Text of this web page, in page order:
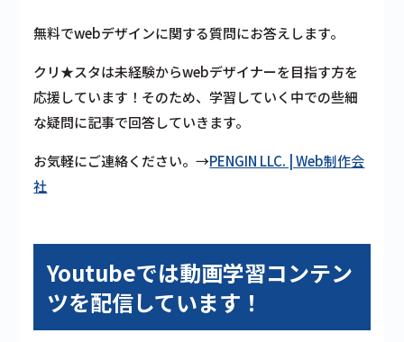
無料でwebデザインに関する質問にお答えします。
クリ★スタは未経験からwebデザイナーを目指す方を
応援しています！そのため、学習していく中での些細
な疑問に記事で回答していきます。
お気軽にご連絡ください。→PENGIN LLC. | Web制作会
社
Youtubeでは動画学習コンテン
ツを配信しています！